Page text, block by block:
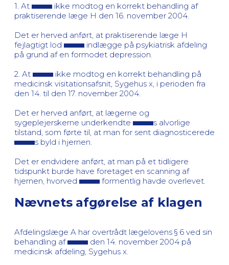
1. At
ikke modtog en korrekt behandling af
praktiserende læge H den 16. november 2004.
Det er herved anført, at praktiserende læge H
fejlagtigt lod
indlægge på psykiatrisk afdeling
på grund af en formodet depression.
2. At
ikke modtog en korrekt behandling på
medicinsk visitationsafsnit, Sygehus x, i perioden fra
den 14. til den 17. november 2004.
Det er herved anført, at lægerne og
sygeplejerskerne underkendte
s alvorlige
tilstand, som førte til, at man for sent diagnosticerede
s byld i hjernen.
Det er endvidere anført, at man på et tidligere
tidspunkt burde have foretaget en scanning af
hjernen, hvorved
formentlig havde overlevet.
Nævnets afgørelse af klagen
Afdelingslæge A har overtrådt lægelovens § 6 ved sin
behandling af
den 14. november 2004 på
medicinsk afdeling, Sygehus x.